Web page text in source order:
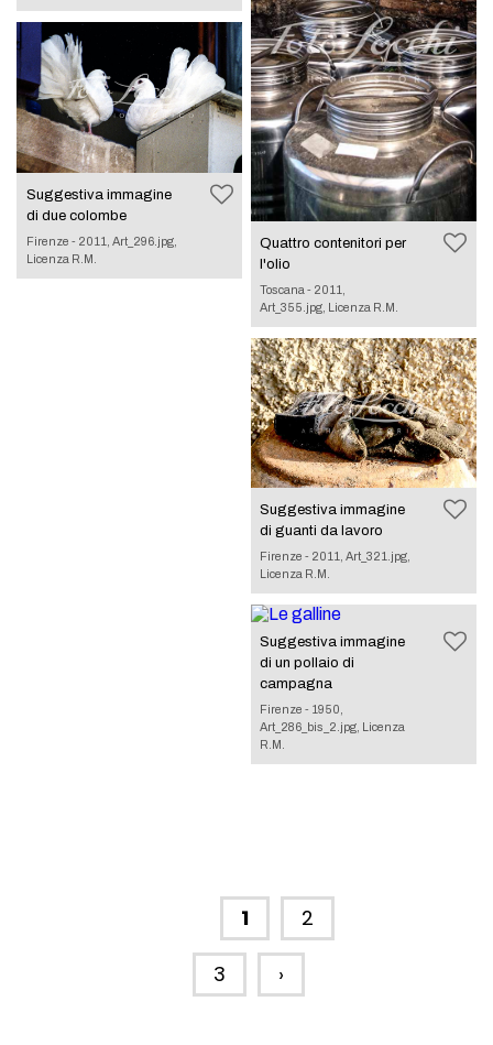
Suggestiva immagine
di due colombe
Firenze - 2011, Art_296.jpg,
Licenza R.M.
Quattro contenitori per
l'olio
Toscana - 2011,
Art_355.jpg, Licenza R.M.
Suggestiva immagine
di guanti da lavoro
Firenze - 2011, Art_321.jpg,
Licenza R.M.
Suggestiva immagine
di un pollaio di
campagna
Firenze - 1950,
Art_286_bis_2.jpg, Licenza
R.M.
1 2
3 ›